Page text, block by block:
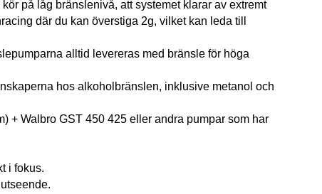
på låg bränslenivå, att systemet klarar av extremt
där du kan överstiga 2g, vilket kan leda till
alltid levereras med bränsle för höga
hos alkoholbränslen, inklusive metanol och
+ Walbro GST 450 425 eller andra pumpar som har
i fokus.